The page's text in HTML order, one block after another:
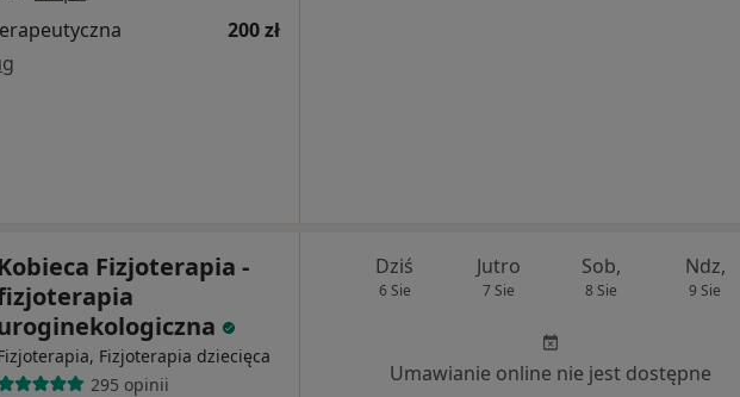
200 zł
Kobieca Fizjoterapia -
Fizjoterapia dziecięca
295 opinii
Dziś
6 Sie
Jutro
7 Sie
Sob,
8 Sie
Ndz,
9 Sie
Umawianie online nie jest dostępne